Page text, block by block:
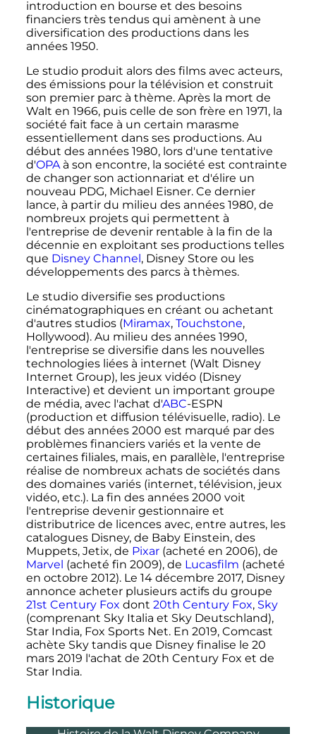
introduction en bourse et des besoins
financiers très tendus qui amènent à une
diversification des productions dans les
années 1950.
Le studio produit alors des films avec acteurs,
des émissions pour la télévision et construit
son premier parc à thème. Après la mort de
Walt en 1966, puis celle de son frère en 1971, la
société fait face à un certain marasme
essentiellement dans ses productions. Au
début des années 1980, lors d'une tentative
d'OPAà son encontre, la société est contrainte
de changer son actionnariat et d'élire un
nouveau PDG, Michael Eisner. Ce dernier
lance, à partir du milieu des années 1980, de
nombreux projets qui permettent à
l'entreprise de devenir rentable à la fin de la
décennie en exploitant ses productions telles
que Disney Channel , Disney Store ou les
développements des parcs à thèmes.
Le studio diversifie ses productions
cinématographiques en créant ou achetant
d'autres studios (Miramax, Touchstone,
Hollywood). Au milieu des années 1990,
l'entreprise se diversifie dans les nouvelles
technologies liées à internet (Walt Disney
Internet Group), les jeux vidéo (Disney
Interactive) et devient un important groupe
de média, avec l'achat d'ABC-ESPN
(production et diffusion télévisuelle, radio). Le
début des années 2000 est marqué par des
problèmes financiers variés et la vente de
certaines filiales, mais, en parallèle, l'entreprise
réalise de nombreux achats de sociétés dans
des domaines variés (internet, télévision, jeux
vidéo, etc.). La fin des années 2000 voit
l'entreprise devenir gestionnaire et
distributrice de licences avec, entre autres, les
catalogues Disney, de Baby Einstein, des
Muppets, Jetix, de Pixar(acheté en 2006), de
Marvel (acheté fin 2009), de Lucasfilm (acheté
en octobre 2012). Le 14 décembre 2017, Disney
annonce acheter plusieurs actifs du groupe
21st Century Fox dont 20th Century Fox, Sky
(comprenant Sky Italia et Sky Deutschland),
Star India, Fox Sports Net. En 2019, Comcast
achète Sky tandis que Disney finalise le 20
mars 2019 l'achat de 20th Century Fox et de
Star India.
Historique